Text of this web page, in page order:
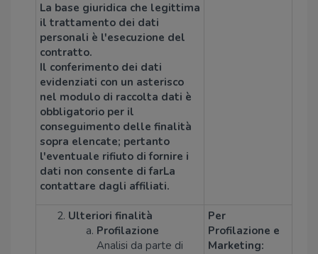
La base giuridica che legittima
il trattamento dei dati
personali è l'esecuzione del
contratto.
Il conferimento dei dati
evidenziati con un asterisco
nel modulo di raccolta dati è
obbligatorio per il
conseguimento delle finalità
sopra elencate; pertanto
l'eventuale rifiuto di fornire i
dati non consente di farLa
contattare dagli affiliati.
Ulteriori finalità
Profilazione
Analisi da parte di
Per
Profilazione e
Marketing: